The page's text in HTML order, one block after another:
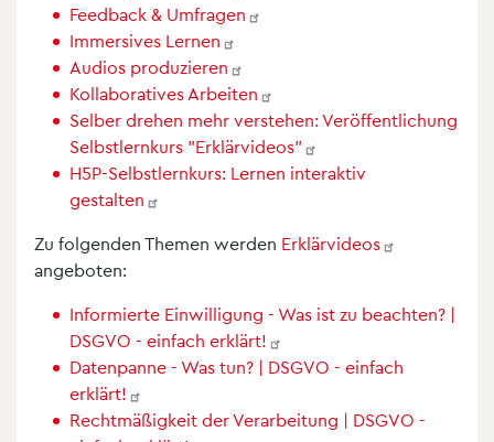
Feedback & Umfragen
Immersives Lernen
Audios produzieren
Kollaboratives Arbeiten
Selber drehen mehr verstehen: Veröffentlichung
Selbstlernkurs "Erklärvideos"
H5P-Selbstlernkurs: Lernen interaktiv
gestalten
Zu folgenden Themen werden Erklärvideos
angeboten:
Informierte Einwilligung - Was ist zu beachten? |
DSGVO - einfach erklärt!
Datenpanne - Was tun? | DSGVO - einfach
erklärt!
Rechtmäßigkeit der Verarbeitung | DSGVO -